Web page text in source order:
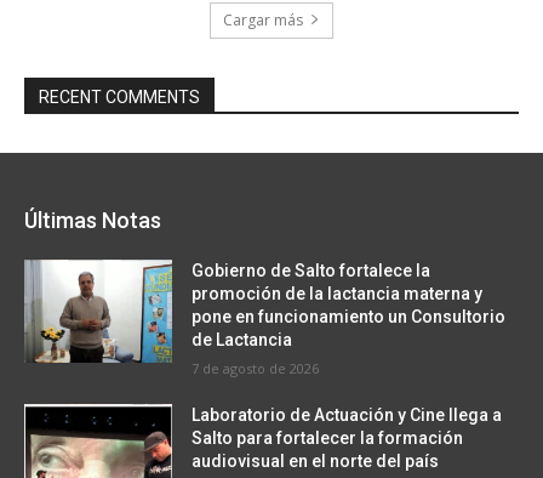
Cargar más
RECENT COMMENTS
Últimas Notas
Gobierno de Salto fortalece la
promoción de la lactancia materna y
pone en funcionamiento un Consultorio
de Lactancia
7 de agosto de 2026
Laboratorio de Actuación y Cine llega a
Salto para fortalecer la formación
audiovisual en el norte del país